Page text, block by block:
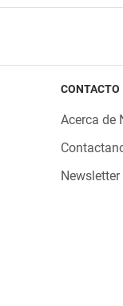
CONTACTO
Acerca de
Newsletter